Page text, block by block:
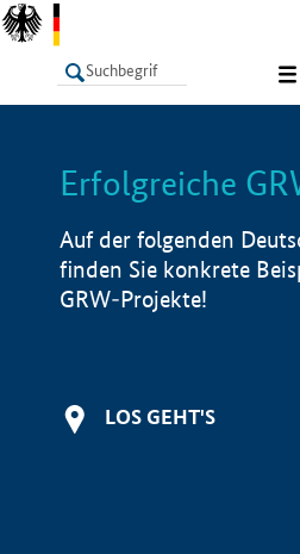
LISTE
Erfolgreiche
Auf der folgenden
finden Sie konkrete
GRW-Projekte!
LOS GEHT'S